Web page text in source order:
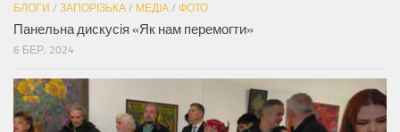
БЛОГИ / ЗАПОРІЗЬКА / МЕДІА / ФОТО
Панельна дискусія «Як нам перемогти»
6 БЕР, 2024